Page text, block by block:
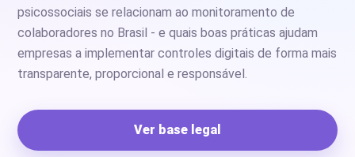
psicossociais se relacionam ao monitoramento de
colaboradores no Brasil - e quais boas práticas ajudam
empresas a implementar controles digitais de forma mais
transparente, proporcional e responsável.
Ver base legal